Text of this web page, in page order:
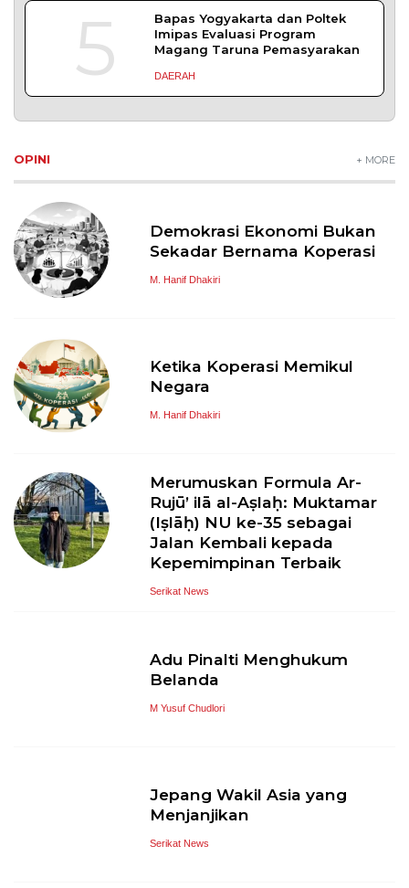
5
Bapas Yogyakarta dan Poltek
Imipas Evaluasi Program
Magang Taruna Pemasyarakan
DAERAH
OPINI + MORE
Demokrasi Ekonomi Bukan
Sekadar Bernama Koperasi
M. Hanif Dhakiri
Ketika Koperasi Memikul
Negara
M. Hanif Dhakiri
Merumuskan Formula Ar-
Rujū’ ilā al-Aṣlaḥ: Muktamar
(Iṣlāḥ) NU ke-35 sebagai
Jalan Kembali kepada
Kepemimpinan Terbaik
Serikat News
Adu Pinalti Menghukum
Belanda
M Yusuf Chudlori
Jepang Wakil Asia yang
Menjanjikan
Serikat News